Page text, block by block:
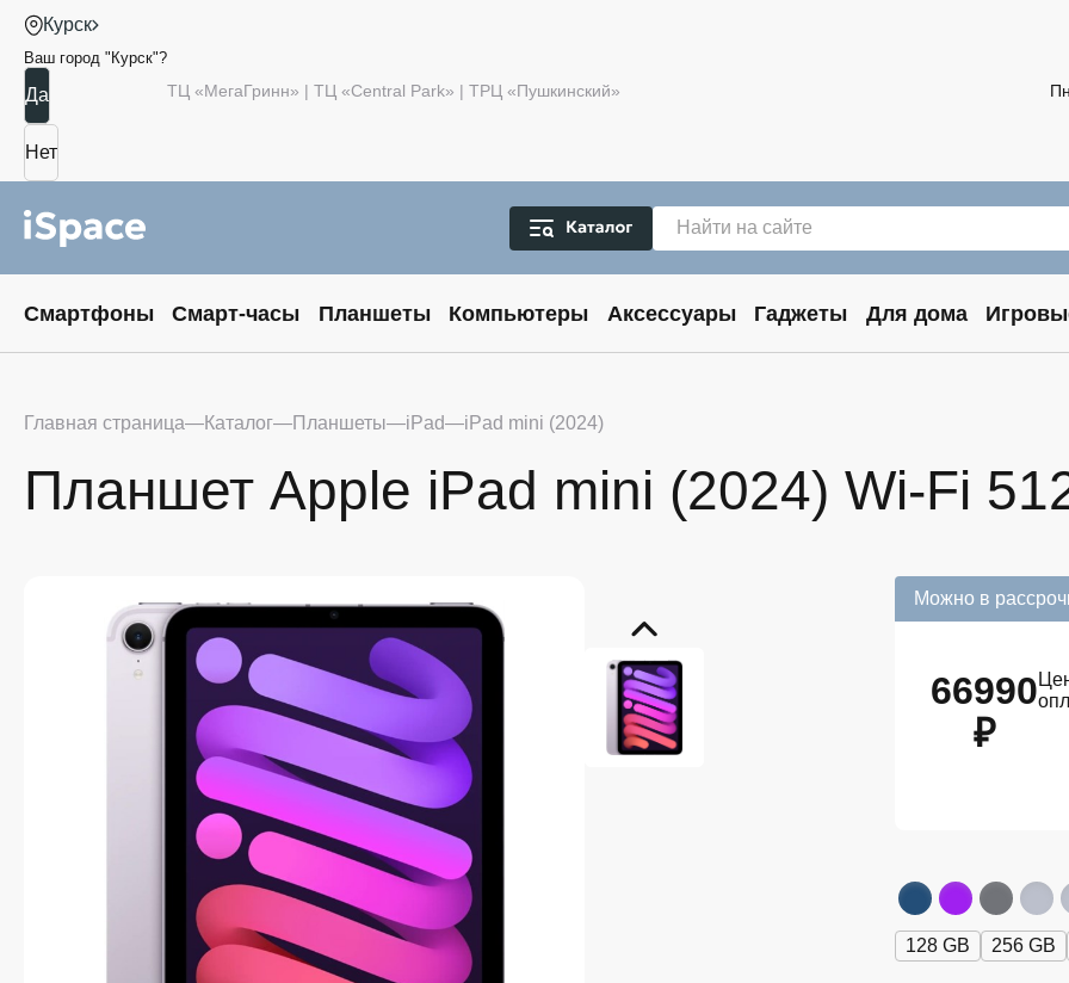
Курск
Ваш город " Курск"?
ТЦ «МегаГринн» | ТЦ «Central Park» | ТРЦ «Пушкинский»
Смартфоны Смарт-часы Планшеты Компьютеры Аксессуары Гаджеты Для дома
Главная страница Каталог Планшеты iPad iPad mini (2024)
Планшет Apple iPad mini (2024) Wi-Fi
Можно в
66990
₽
128 GB 256 GB